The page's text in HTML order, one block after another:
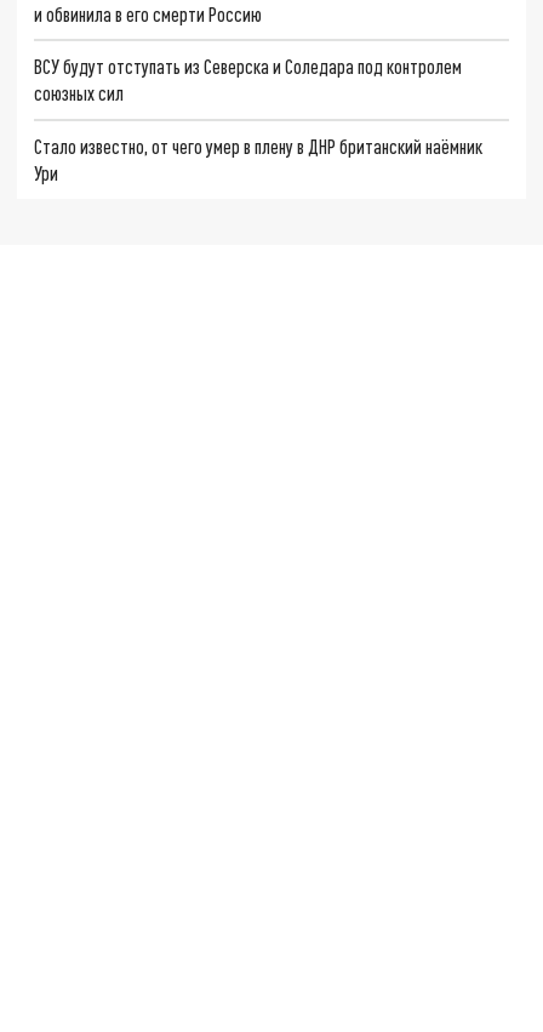
и обвинила в его смерти Россию
ВСУ будут отступать из Северска и Соледара под контролем
союзных сил
Стало известно, от чего умер в плену в ДНР британский наёмник
Ури